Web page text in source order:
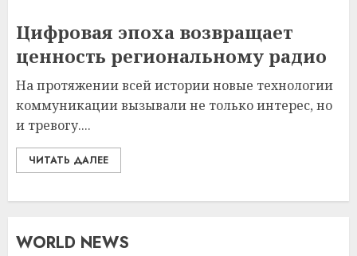
Цифровая эпоха возвращает
ценность региональному радио
На протяжении всей истории новые технологии
коммуникации вызывали не только интерес, но
и тревогу....
ЧИТАТЬ ДАЛЕЕ
WORLD NEWS